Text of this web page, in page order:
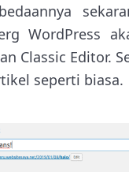
WordPress
Classic Editor.
seperti biasa.